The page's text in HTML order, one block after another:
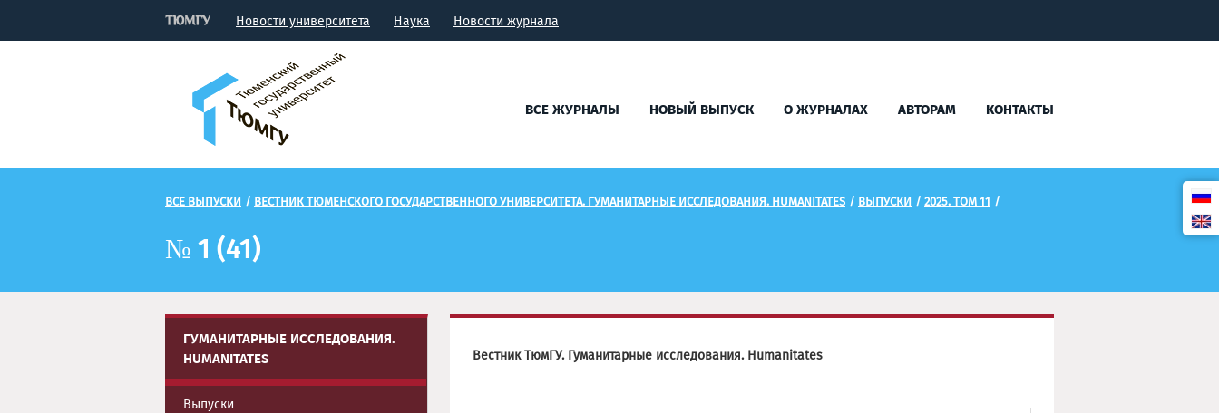
Новости университета Наука Новости журнала
ВСЕ ЖУРНАЛЫ НОВЫЙ ВЫПУСК О ЖУРНАЛАХ АВТОРАМ КОНТАКТЫ
ВСЕ ВЫПУСКИ / ВЕСТНИК ТЮМЕНСКОГО ГОСУДАРСТВЕННОГО УНИВЕРСИТЕТА. ГУМАНИТАРНЫЕ ИССЛЕДОВАНИЯ. HUMANITATES / ВЫПУСКИ / 2025. ТОМ 11 /
№ 1 (41)
ГУМАНИТАРНЫЕ ИССЛЕДОВАНИЯ.
HUMANITATES
Выпуски
Вестник ТюмГУ. Гуманитарные исследования. Humanitates